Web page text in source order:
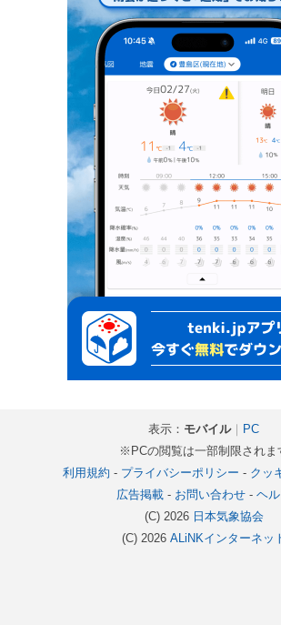
表示： モバイル｜
PC
※PCの閲覧は一部制限されま
利用規約 - プライバシーポリシー - クッ
広告掲載- お問い合わせ- ヘ
(C) 2026 日本気象協会
(C) 2026 ALiNKインターネッ